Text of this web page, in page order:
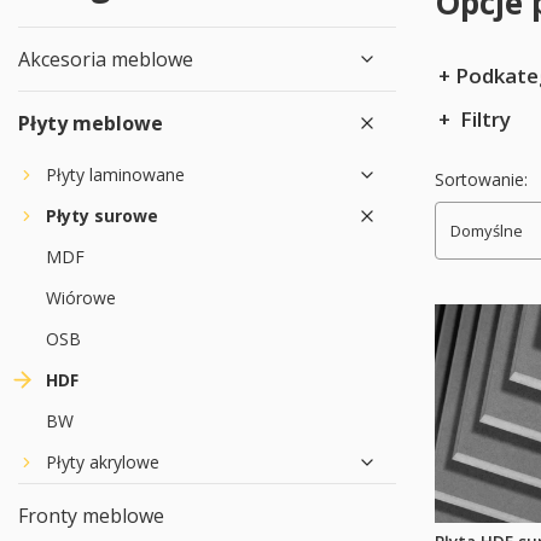
Akcesoria meblowe
Płyty meblowe
Płyty laminowane
Płyty surowe
MDF
Wiórowe
OSB
HDF
BW
Płyty akrylowe
Fronty meblowe
Filtry
Lista
Sortowanie:
Domyślne